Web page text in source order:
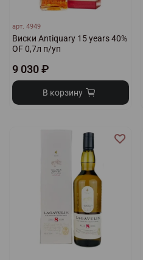
арт.4949
Виски Antiquary 15 years 40%
OF 0,7л п/уп
9 030 ₽
В корзину